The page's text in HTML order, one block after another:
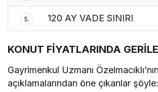
5. 120 AY VADE SINIRI
KONUT FİYATLARINDA
Gayrimenkul Uzmanı Özelmacıklı’nın
açıklamalarından öne çıkanlar şöyle: